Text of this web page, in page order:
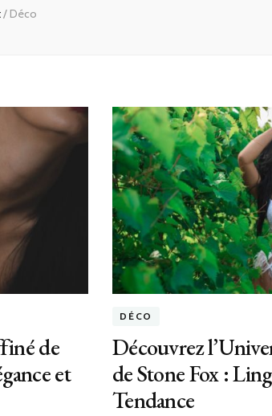
/ Déco
de
et
DÉCO
Découvrez
de Stone Fox :
Tendance